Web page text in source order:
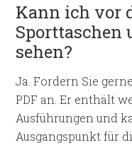
Kann ich vor
Sporttaschen
sehen?
Ja. Fordern Sie
PDF an. Er enthält
Ausführungen und
Ausgangspunkt für